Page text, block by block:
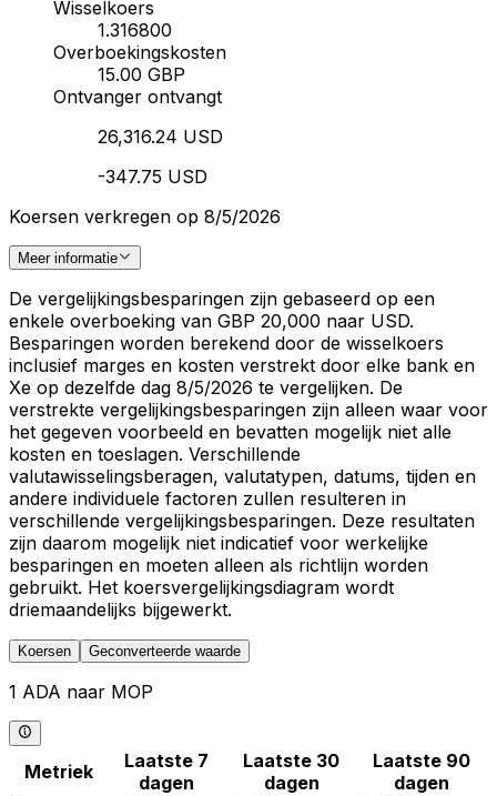
Wisselkoers
1.316800
Overboekingskosten
15.00 GBP
Ontvanger ontvangt
26,316.24 USD
-347.75 USD
Koersen verkregen op 8/5/2026
Meer informatie
De vergelijkingsbesparingen zijn gebaseerd op een
enkele overboeking van GBP 20,000 naar USD.
Besparingen worden berekend door de wisselkoers
inclusief marges en kosten verstrekt door elke bank en
Xe op dezelfde dag 8/5/2026 te vergelijken. De
verstrekte vergelijkingsbesparingen zijn alleen waar voor
het gegeven voorbeeld en bevatten mogelijk niet alle
kosten en toeslagen. Verschillende
valutawisselingsberagen, valutatypen, datums, tijden en
andere individuele factoren zullen resulteren in
verschillende vergelijkingsbesparingen. Deze resultaten
zijn daarom mogelijk niet indicatief voor werkelijke
besparingen en moeten alleen als richtlijn worden
gebruikt. Het koersvergelijkingsdiagram wordt
driemaandelijks bijgewerkt.
Koersen Geconverteerde waarde
1 ADA naar MOP
Metriek
Laatste 7
dagen
Laatste 30
dagen
Laatste 90
dagen